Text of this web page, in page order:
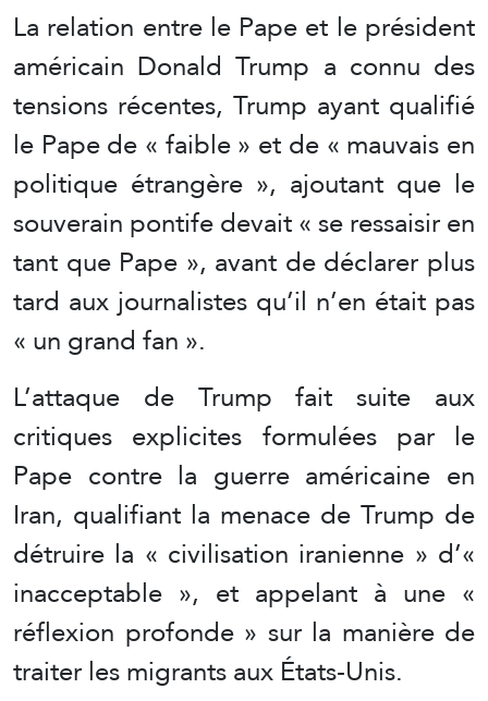
La relation entre le Pape et le président
américain Donald Trump a connu des
tensions récentes, Trump ayant qualifié
le Pape de « faible » et de « mauvais en
politique étrangère », ajoutant que le
souverain pontife devait « se ressaisir en
tant que Pape », avant de déclarer plus
tard aux journalistes qu’il n’en était pas
« un grand fan ».
L’attaque de Trump fait suite aux
critiques explicites formulées par le
Pape contre la guerre américaine en
Iran, qualifiant la menace de Trump de
détruire la « civilisation iranienne » d’«
inacceptable », et appelant à une «
réflexion profonde » sur la manière de
traiter les migrants aux États-Unis.